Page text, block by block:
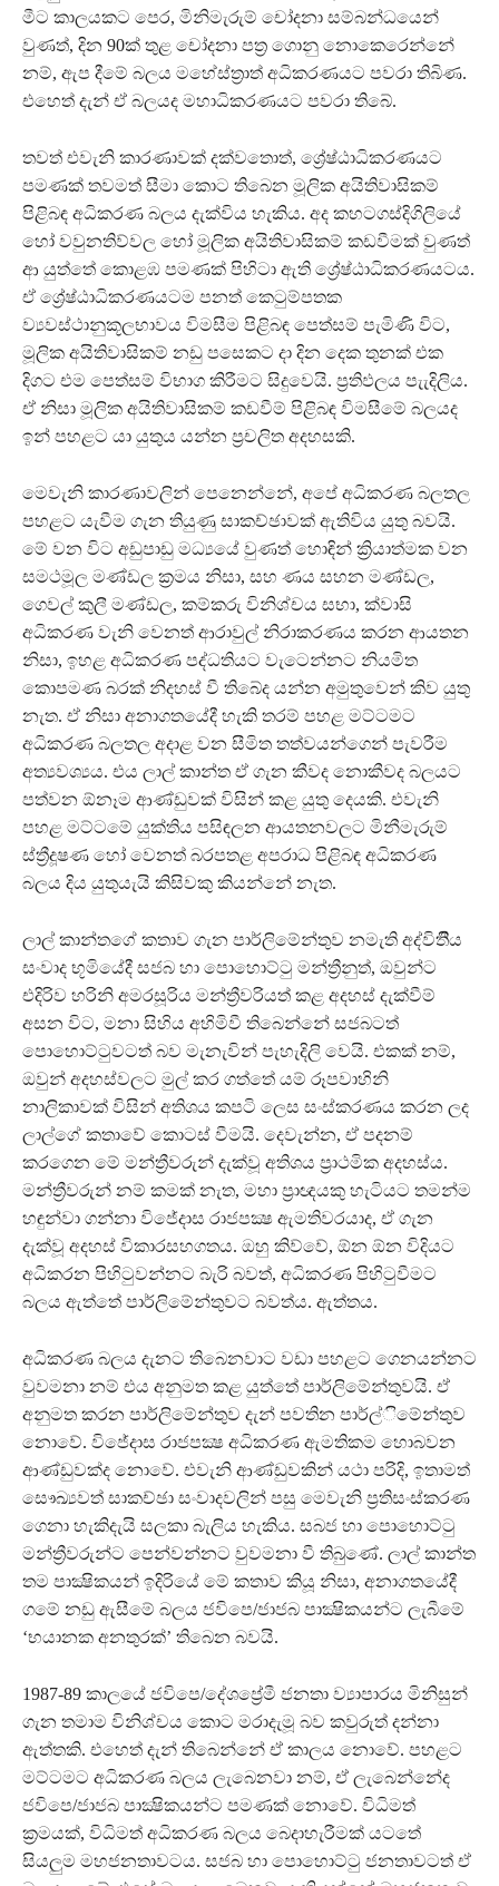
මීට කාලයකට පෙර, මිනිමැරුම් චෝදනා සම්බන්ධයෙන්
වුණත්, දින 90ක් තුළ චෝදනා පත්‍ර ගොනු නොකෙරෙන්නේ
නම්, ඇප දීමේ බලය මහේස්ත්‍රාත් අධිකරණයට පවරා තිබිණ.
එහෙත් දැන් ඒ බලයද මහාධිකරණයට පවරා තිබේ.
තවත් එවැනි කාරණාවක් දක්වතොත්, ශ්‍රේෂ්ඨාධිකරණයට
පමණක් තවමත් සීමා කොට තිබෙන මූලික අයිතිවාසිකම්
පිළිබඳ අධිකරණ බලය දැක්විය හැකිය. අද කහටගස්දිගිලියේ
හෝ වවුනතිව්වල හෝ මූලික අයිතිවාසිකම් කඩවීමක් වුණත්
ආ යුත්තේ කොළඹ පමණක් පිහිටා ඇති ශ්‍රේෂ්ඨාධිකරණයටය.
ඒ ශ්‍රේෂ්ඨාධිකරණයටම පනත් කෙටුම්පතක
ව්‍යවස්ථානුකූලභාවය විමසීම පිළිබඳ පෙත්සම් පැමිණි විට,
මූලික අයිතිවාසිකම් නඩු පසෙකට දා දින දෙක තුනක් එක
දිගට එම පෙත්සම් විභාග කිරීමට සිදුවෙයි. ප්‍රතිඵලය පැැදිලිය.
ඒ නිසා මූලික අයිතිවාසිකම් කඩවීම් පිළිබඳ විමසීමේ බලයද
ඉන් පහළට යා යුතුය යන්න ප්‍රචලිත අදහසකි.
මෙවැනි කාරණාවලින් පෙනෙන්නේ, අපේ අධිකරණ බලතල
පහළට යැවීම ගැන තියුණු සාකච්ඡාවක් ඇතිවිය යුතු බවයි.
මේ වන විට අඩුපාඩු මධ්‍යයේ වුණත් හොඳින් ක්‍රියාත්මක වන
සමථමූල මණ්ඩල ක්‍රමය නිසා, සහ ණය සහන මණ්ඩල,
ගෙවල් කුලී මණ්ඩල, කම්කරු විනිශ්චය සභා, ක්වාසි
අධිකරණ වැනි වෙනත් ආරාවුල් නිරාකරණය කරන ආයතන
නිසා, ඉහළ අධිකරණ පද්ධතියට වැටෙන්නට නියමිත
කොපමණ බරක් නිදහස් වී තිබේද යන්න අමුතුවෙන් කිව යුතු
නැත. ඒ නිසා අනාගතයේදී හැකි තරම් පහළ මට්ටමට
අධිකරණ බලතල අදාළ වන සීමිත තත්වයන්ගෙන් පැවරීම
අත්‍යවශ්‍යය. එය ලාල් කාන්ත ඒ ගැන කීවද නොකීවද බලයට
පත්වන ඕනෑම ආණ්ඩුවක් විසින් කළ යුතු දෙයකි. එවැනි
පහළ මට්ටමේ යුක්තිය පසිඳලන ආයතනවලට මිනීමැරුම්
ස්ත්‍රීදූෂණ හෝ වෙනත් බරපතළ අපරාධ පිළිබඳ අධිකරණ
බලය දිය යුතුයැයි කිසිවකු කියන්නේ නැත.
ලාල් කාන්තගේ කතාව ගැන පාර්ලිමේන්තුව නමැති අද්විතිීය
සංවාද භූමියේදී සජබ හා පොහොට්ටු මන්ත්‍රීනුත්, ඔවුන්ට
එදිරිව හරිනි අමරසූරිය මන්ත්‍රීවරියත් කළ අදහස් දැක්වීම්
අසන විට, මනා සිහිය අහිමිවී තිබෙන්නේ සජබටත්
පොහොට්ටුවටත් බව මැනැවින් පැහැදිලි වෙයි. එකක් නම්,
ඔවුන් අදහස්වලට මුල් කර ගත්තේ යම් රූපවාහිනි
නාලිකාවක් විසින් අතිශය කපටි ලෙස සංස්කරණය කරන ලද
ලාල්ගේ කතාවේ කොටස් වීමයි. දෙවැන්න, ඒ පදනම්
කරගෙන මේ මන්ත්‍රීවරුන් දැක්වූ අතිශය ප්‍රාථමික අදහස්ය.
මන්ත්‍රීවරුන් නම් කමක් නැත, මහා ප්‍රාඥයකු හැටියට තමන්ම
හඳුන්වා ගන්නා විජේදාස රාජපක්‍ෂ ඇමතිවරයාද, ඒ ගැන
දැක්වූ අදහස් විකාරසහගතය. ඔහු කිව්වේ, ඕන ඕන විදියට
අධිකරන පිහිටුවන්නට බැරි බවත්, අධිකරණ පිහිටුවීමට
බලය ඇත්තේ පාර්ලිමේන්තුවට බවත්ය. ඇත්තය.
අධිකරණ බලය දැනට තිබෙනවාට වඩා පහළට ගෙනයන්නට
වුවමනා නම් එය අනුමත කළ යුත්තේ පාර්ලිමේන්තුවයි. ඒ
අනුමත කරන පාර්ලිමේන්තුව දැන් පවතින පාර්ල්ිමේන්තුව
නොවේ. විජේදාස රාජපක්‍ෂ අධිකරණ ඇමතිකම හොබවන
ආණ්ඩුවක්ද නොවේ. එවැනි ආණ්ඩුවකින් යථා පරිදි, ඉතාමත්
සෞඛ්‍යවත් සාකච්ඡා සංවාදවලින් පසු මෙවැනි ප්‍රතිසංස්කරණ
ගෙනා හැකිදැයි සලකා බැලිය හැකිය. සබජ හා පොහොට්ටු
මන්ත්‍රීවරුන්ට පෙන්වන්නට වුවමනා වී තිබුණේ. ලාල් කාන්ත
තම පාක්‍ෂිකයන් ඉදිරියේ මේ කතාව කියූ නිසා, අනාගතයේදී
ගමේ නඩු ඇසීමේ බලය ජවිපෙ/ජාජබ පාක්‍ෂිකයන්ට ලැබීමේ
‘භයානක අනතුරක්’ තිබෙන බවයි.
1987-89 කාලයේ ජවිපෙ/දේශප්‍රේමී ජනතා ව්‍යාපාරය මිනිසුන්
ගැන තමාම විනිශ්චය කොට මරාදැමූ බව කවුරුත් දන්නා
ඇත්තකි. එහෙත් දැන් තිබෙන්නේ ඒ කාලය නොවේ. පහළට
මට්ටමට අධිකරණ බලය ලැබෙනවා නම්, ඒ ලැබෙන්නේද
ජවිපෙ/ජාජබ පාක්‍ෂිකයන්ට පමණක් නොවේ. විධිමත්
ක්‍රමයක්, විධිමත් අධිකරණ බලය බෙදාහැරීමක් යටතේ
සියලුම මහජනතාවටය. සජබ හා පොහොට්ටු ජනතාවටත් ඒ